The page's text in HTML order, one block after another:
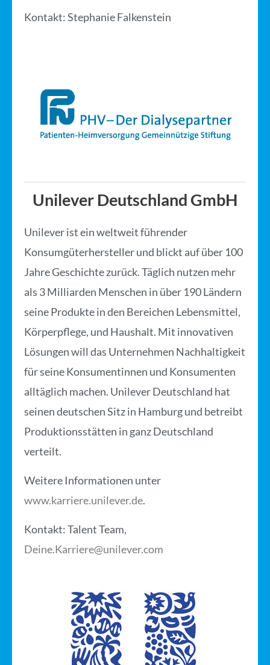
Kontakt: Stephanie Falkenstein
Unilever Deutschland GmbH
Unilever ist ein weltweit führender
Konsumgüterhersteller und blickt auf über 100
Jahre Geschichte zurück. Täglich nutzen mehr
als 3 Milliarden Menschen in über 190 Ländern
seine Produkte in den Bereichen Lebensmittel,
Körperpflege, und Haushalt. Mit innovativen
Lösungen will das Unternehmen Nachhaltigkeit
für seine Konsumentinnen und Konsumenten
alltäglich machen. Unilever Deutschland hat
seinen deutschen Sitz in Hamburg und betreibt
Produktionsstätten in ganz Deutschland
verteilt.
Weitere Informationen unter
www.karriere.unilever.de.
Kontakt:Talent Team,
Deine.Karriere@unilever.com